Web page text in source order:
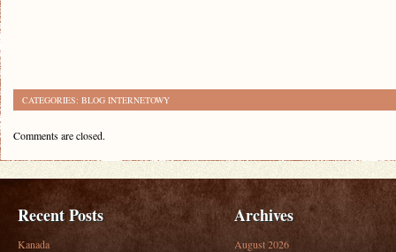
CATEGORIES: BLOG INTERNETOWY
Comments are closed.
Recent Posts
Kanada
Archives
August 2026